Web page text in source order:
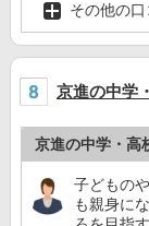
その他の口
京進の中学
京進の中学・高
子どもの
も親身に